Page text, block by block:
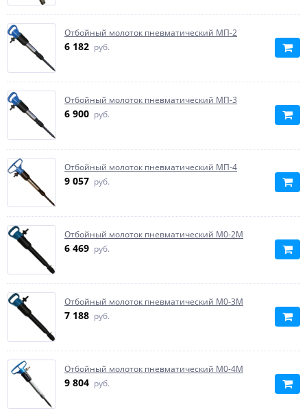
Отбойный молоток пневматический МП-2
6 182 руб.
Отбойный молоток пневматический МП-3
6 900 руб.
Отбойный молоток пневматический МП-4
9 057 руб.
Отбойный молоток пневматический М0-2М
6 469 руб.
Отбойный молоток пневматический М0-3М
7 188 руб.
Отбойный молоток пневматический М0-4М
9 804 руб.